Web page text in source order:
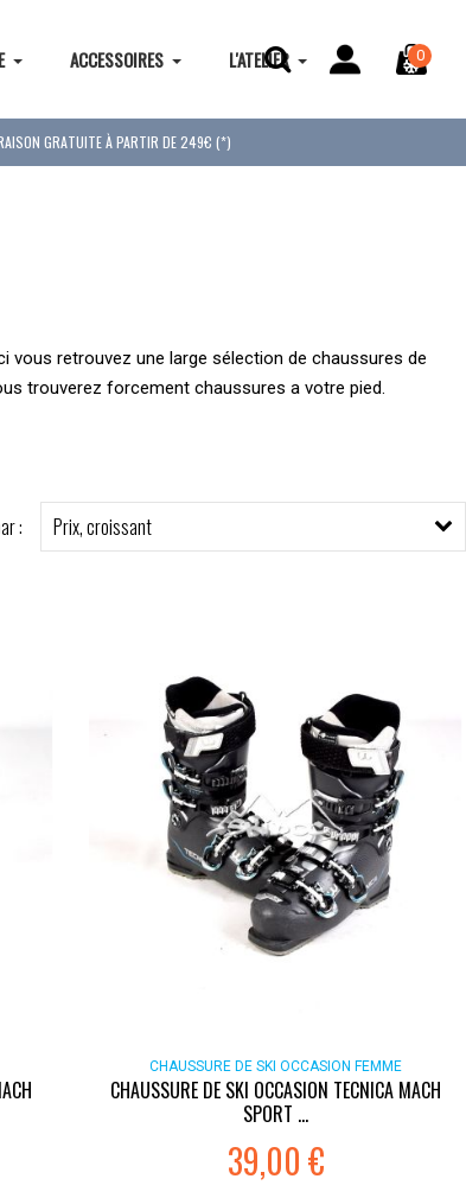
ACCESSOIRES L'ATELIER 0
GRATUITE À PARTIR DE 249€ (*)
vous retrouvez une large sélection de chaussures de
trouverez forcement chaussures a votre pied.
: Prix, croissant
CHAUSSURE DE SKI OCCASION FEMME
CHAUSSURE DE SKI OCCASION TECNICA MACH
SPORT ...
39,00 €